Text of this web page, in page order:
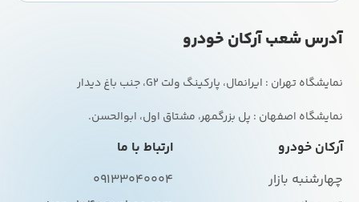
آدرس شعب آرکان خودرو
نمایشگاه اصفهان : پل بزرگمهر، مشتاق اول، ابوالحسن.
آرکان خودرو
چهارشنبه بازار
ارتباط با ما
09133040004